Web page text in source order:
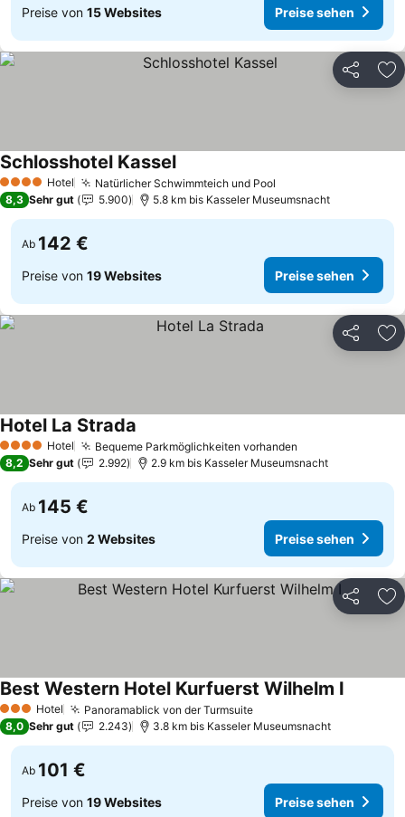
Preise von 15 Websites Preise sehen
Teilen
4 Sterne Hotel Natürlicher Schwimmteich und Pool
Schlosshotel Kassel
8,3 Sehr gut 5.900 5.8 km bis Kasseler Museumsnacht
Ab 142 €
Preise von 19 Websites Preise sehen
Teilen
4 Sterne Hotel Bequeme Parkmöglichkeiten vorhanden
Hotel La Strada
8,2 Sehr gut 2.992 2.9 km bis Kasseler Museumsnacht
Ab 145 €
Preise von 2 Websites Preise sehen
Teilen
3 SterneHotel Panoramablick von der Turmsuite
Best Western Hotel Kurfuerst Wilhelm I
8,0 Sehr gut 2.243 3.8 km bis Kasseler Museumsnacht
Ab 101 €
Preise von 19 Websites Preise sehen